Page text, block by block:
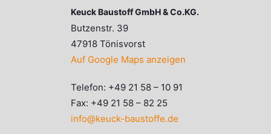
Keuck Baustoff GmbH & Co.KG.
Butzenstr. 39
47918 Tönisvorst
Auf Google Maps anzeigen
Telefon: +49 21 58 – 10 91
Fax: +49 21 58 – 82 25
info@keuck-baustoffe.de